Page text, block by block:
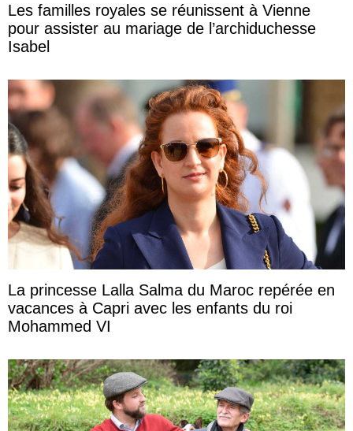
Les familles royales se réunissent à Vienne
pour assister au mariage de l’archiduchesse
Isabel
La princesse Lalla Salma du Maroc repérée en
vacances à Capri avec les enfants du roi
Mohammed VI